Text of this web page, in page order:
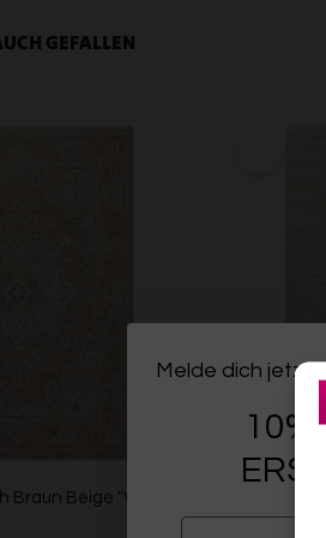
GEFALLEN
Braun Beige "Vintage
"Raymond"
Melde dich jetzt
10%
EMAIL